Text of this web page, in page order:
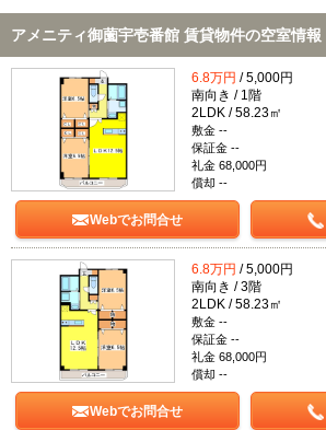
アメニティ御薗宇壱番館 賃貸物件の空室情報
6.8万円 / 5,000円
南向き / 1階
2LDK / 58.23㎡
敷金 --
保証金 --
礼金 68,000円
償却 --
Webでお問合せ
6.8万円 / 5,000円
南向き / 3階
2LDK / 58.23㎡
敷金 --
保証金 --
礼金 68,000円
償却 --
Webでお問合せ